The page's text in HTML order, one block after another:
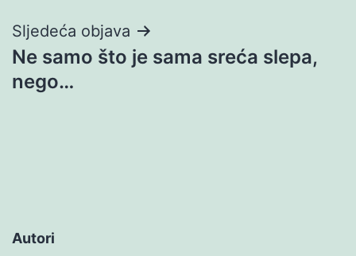
Sljedeća objava
Ne samo što je sama sreća slepa,
nego…
Autori